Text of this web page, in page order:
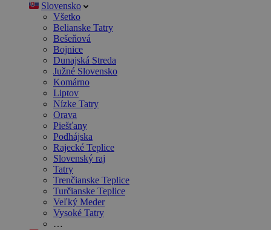
Slovensko
Všetko
Belianske Tatry
Bešeňová
Bojnice
Dunajská Streda
Južné Slovensko
Komárno
Liptov
Nízke Tatry
Orava
Piešťany
Podhájska
Rajecké Teplice
Slovenský raj
Tatry
Trenčianske Teplice
Turčianske Teplice
Veľký Meder
Vysoké Tatry
…